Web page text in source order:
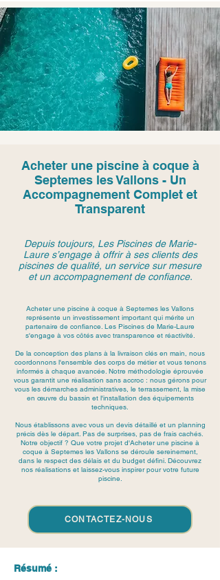
Acheter une piscine à coque à
Septemes les Vallons - Un
Accompagnement Complet et
Transparent
Depuis toujours, Les Piscines de Marie-
Laure s’engage à offrir à ses clients des
piscines de qualité, un service sur mesure
et un accompagnement de confiance.
Acheter une piscine à coque à Septemes les Vallons
représente un investissement important qui mérite un
partenaire de confiance. Les Piscines de Marie-Laure
s'engage à vos côtés avec transparence et réactivité.
De la conception des plans à la livraison clés en main, nous
coordonnons l'ensemble des corps de métier et vous tenons
informés à chaque avancée. Notre méthodologie éprouvée
vous garantit une réalisation sans accroc : nous gérons pour
vous les démarches administratives, le terrassement, la mise
en œuvre du bassin et l'installation des équipements
techniques.
Nous établissons avec vous un devis détaillé et un planning
précis dès le départ. Pas de surprises, pas de frais cachés.
Notre objectif ? Que votre projet d'Acheter une piscine à
coque à Septemes les Vallons se déroule sereinement,
dans le respect des délais et du budget défini. Découvrez
nos réalisations et laissez-vous inspirer pour votre future
piscine.
CONTACTEZ-NOUS
Résumé :